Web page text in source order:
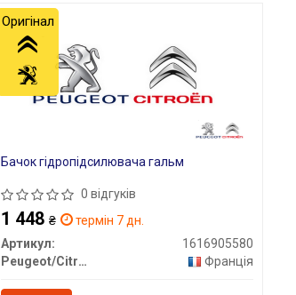
Бачок гідропідсилювача гальм
0 відгуків
1 448₴
термін 7 дн.
Артикул:
1616905580
Peugeot/Citroen
Франція
Оригінал